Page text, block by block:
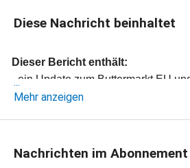
Diese Nachricht beinhaltet
Dieser Bericht enthält:
- ein Update zum Buttermarkt EU
- die neuesten EU-Exportpreise
-Preischart, Butter, EXW,
Mehr anzeigen
Nachrichten im Abonnement